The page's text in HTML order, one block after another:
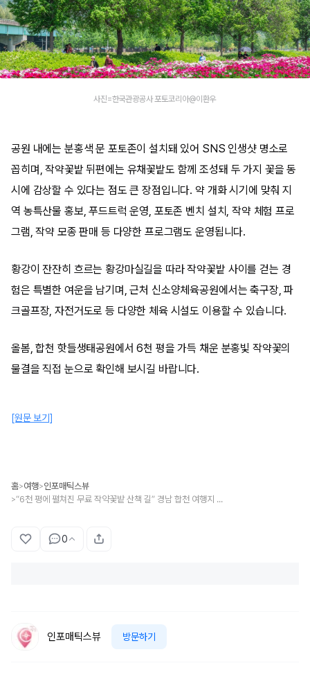
사진=한국관광공사 포토코리아@이환우
공원 내에는 분홍색 문 포토존이 설치돼 있어 SNS 인생샷 명소로
꼽히며, 작약꽃밭 뒤편에는 유채꽃밭도 함께 조성돼 두 가지 꽃을 동
시에 감상할 수 있다는 점도 큰 장점입니다. 약 개화 시기에 맞춰 지
역 농특산물 홍보, 푸드트럭 운영, 포토존 벤치 설치, 작약 체험 프로
그램, 작약 모종 판매 등 다양한 프로그램도 운영됩니다.
황강이 잔잔히 흐르는 황강마실길을 따라 작약꽃밭 사이를 걷는 경
험은 특별한 여운을 남기며, 근처 신소양체육공원에서는 축구장, 파
크골프장, 자전거도로 등 다양한 체육 시설도 이용할 수 있습니다.
올봄, 합천 핫들생태공원에서 6천 평을 가득 채운 분홍빛 작약꽃의
물결을 직접 눈으로 확인해 보시길 바랍니다.
[원문 보기]
홈>여행>인포매틱스뷰
> “6천 평에 펼쳐진 무료 작약꽃밭 산책 길” 경남 합천 여행지 추천
0
인포매틱스뷰 방문하기